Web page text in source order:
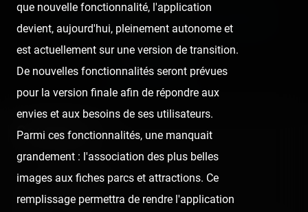
Next post:
PAIRI DAIZA ›
Comments
Prst Lionel
7 years ago
que nouvelle fonctionnalité, l'application
devient, aujourd'hui, pleinement autonome et
est actuellement sur une version de transition.
De nouvelles fonctionnalités seront prévues
pour la version finale afin de répondre aux
envies et aux besoins de ses utilisateurs.
Parmi ces fonctionnalités, une manquait
grandement : l'association des plus belles
images aux fiches parcs et attractions. Ce
remplissage permettra de rendre l'application